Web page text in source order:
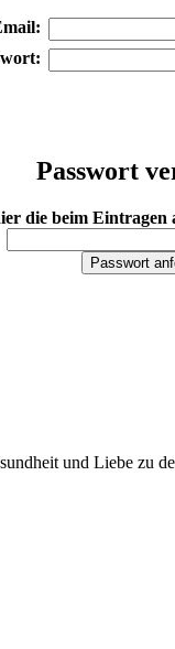
Passwort
die beim Eintragen
und Liebe zu